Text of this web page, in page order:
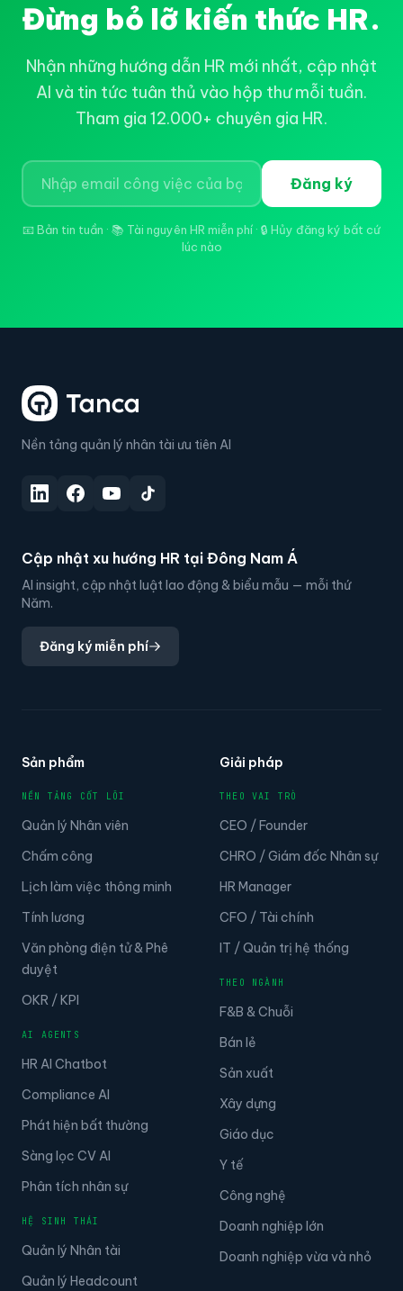
Đừng bỏ lỡ kiến thức HR.
Nhận những hướng dẫn HR mới nhất, cập nhật
AI và tin tức tuân thủ vào hộp thư mỗi tuần.
Tham gia 12.000+ chuyên gia HR.
Đăng ký
📧 Bản tin tuần · 📚 Tài nguyên HR miễn phí · 🔒 Hủy đăng ký bất cứ
lúc nào
Nền tảng quản lý nhân tài ưu tiên AI
Cập nhật xu hướng HR tại Đông Nam Á
AI insight, cập nhật luật lao động & biểu mẫu — mỗi thứ
Năm.
Đăng ký miễn phí
Sản phẩm
NỀN TẢNG CỐT LÕI
Quản lý Nhân viên
Chấm công
Lịch làm việc thông minh
Tính lương
Văn phòng điện tử & Phê
duyệt
OKR / KPI
AI AGENTS
HR AI Chatbot
Compliance AI
Phát hiện bất thường
Sàng lọc CV AI
Phân tích nhân sự
HỆ SINH THÁI
Quản lý Nhân tài
Quản lý Headcount
Giải pháp
THEO VAI TRÒ
CEO / Founder
CHRO / Giám đốc Nhân sự
HR Manager
CFO / Tài chính
IT / Quản trị hệ thống
THEO NGÀNH
F&B & Chuỗi
Bán lẻ
Sản xuất
Xây dựng
Giáo dục
Y tế
Công nghệ
Doanh nghiệp lớn
Doanh nghiệp vừa và nhỏ